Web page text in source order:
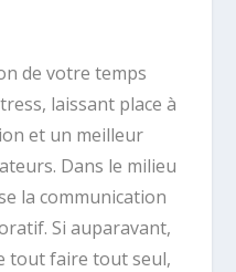
de votre temps
laissant place à
et un meilleur
Dans le milieu
la communication
Si auparavant,
tout faire tout seul,